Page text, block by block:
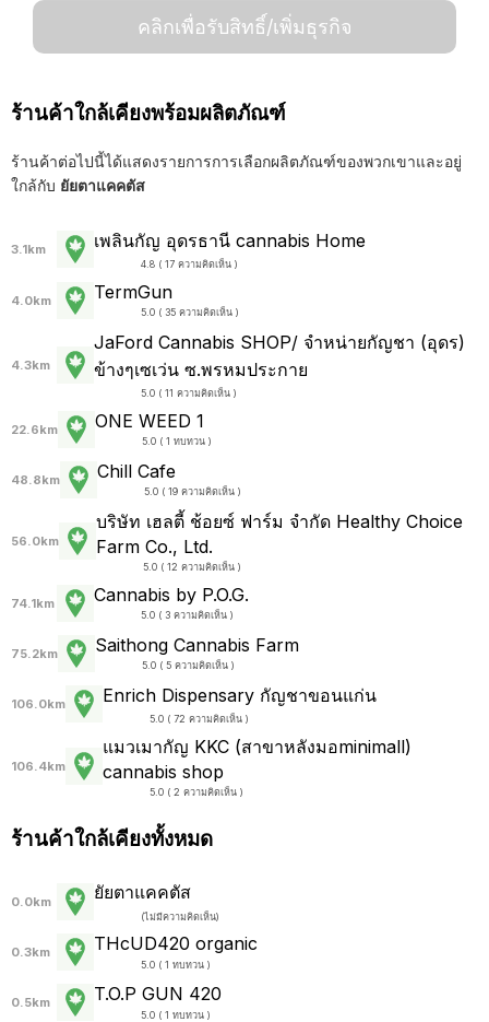
คลิกเพื่อรับสิทธิ์/เพิ่มธุรกิจ
ร้านค้าใกล้เคียงพร้อมผลิตภัณฑ์
ร้านค้าต่อไปนี้ได้แสดงรายการการเลือกผลิตภัณฑ์ของพวกเขาและอยู่
ใกล้กับ ยัยตาแคคตัส
3.1km เพลินกัญ อุดรธานี cannabis Home
4.8 ( 17 ความคิดเห็น )
4.0km TermGun
5.0 ( 35 ความคิดเห็น )
4.3km
JaFord Cannabis SHOP/ จำหน่ายกัญชา (อุดร)
ข้างๆเซเว่น ซ.พรหมประกาย
5.0 ( 11 ความคิดเห็น )
22.6km ONE WEED 1
5.0 ( 1 ทบทวน )
48.8km Chill Cafe
5.0 ( 19 ความคิดเห็น )
56.0km
บริษัท เฮลตี้ ช้อยซ์ ฟาร์ม จำกัด Healthy Choice
Farm Co., Ltd.
5.0 ( 12 ความคิดเห็น )
74.1km Cannabis by P.O.G.
5.0 ( 3 ความคิดเห็น )
75.2km Saithong Cannabis Farm
5.0 ( 5 ความคิดเห็น )
106.0km Enrich Dispensary กัญชาขอนแก่น
5.0 ( 72 ความคิดเห็น )
106.4km
แมวเมากัญ KKC (สาขาหลังมอminimall)
cannabis shop
5.0 ( 2 ความคิดเห็น )
ร้านค้าใกล้เคียงทั้งหมด
0.0km ยัยตาแคคตัส
(ไม่มีความคิดเห็น)
0.3km THcUD420 organic
5.0 ( 1 ทบทวน )
0.5km T.O.P GUN 420
5.0 ( 1 ทบทวน )